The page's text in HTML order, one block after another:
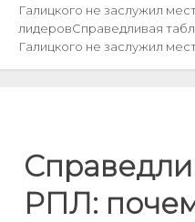
Галицкого не заслужил
лидеровСправедливая
Галицкого не заслужил
РПЛ: